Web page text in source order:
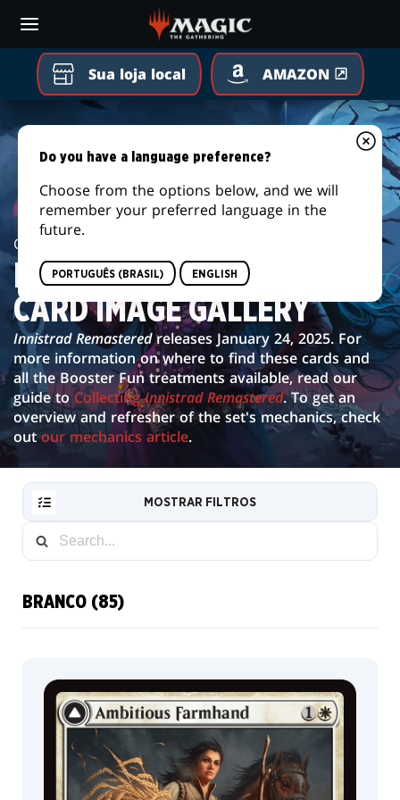
main
content
Sua loja local AMAZON
INNISTRAD
REMASTERED
CARD
IMAGE
GALLERY
Card Image Gallery /
INNISTRAD REMASTERED
CARD IMAGE GALLERY
Innistrad Remasteredreleases January 24, 2025. For
more information on where to find these cards and
all the Booster Fun treatments available, read our
guide toCollectingInnistrad Remastered. To get an
overview and refresher of the set's mechanics, check
outour mechanics article.
MOSTRAR FILTROS
FILTER
CARTAS
INFO
COLECIONADOR
Showcase
BRANCO (85)
Do you have a language preference?
Choose from the options below, and we will
remember your preferred language in the
future.
PORTUGUÊS (BRASIL) ENGLISH